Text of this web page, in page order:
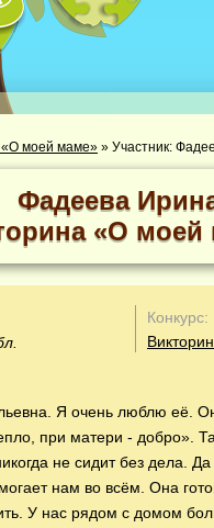
«О моей маме» » Участник:
Фадеева
«О моей
Конкурс:
Я очень люблю её.
при матери - добро».
не сидит без дела.
нам во всём. Она
У нас рядом с домом